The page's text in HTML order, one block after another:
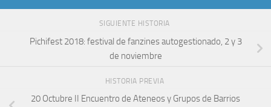
SIGUIENTE HISTORIA
Pichifest 2018: festival de fanzines autogestionado, 2 y 3
de noviembre
HISTORIA PREVIA
20 Octubre II Encuentro de Ateneos y Grupos de Barrios